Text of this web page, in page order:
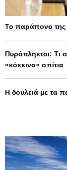
Το παράπονο
Πυρόπληκτοι: Τι
«κόκκινα» σπίτια
Η δουλειά με τα